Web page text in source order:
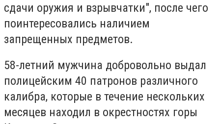
сдачи оружия и взрывчатки", после чего
поинтересовались наличием
запрещенных предметов.
58-летний мужчина добровольно выдал
полицейским 40 патронов различного
калибра, которые в течение нескольких
месяцев находил в окрестностях горы